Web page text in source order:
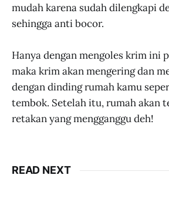
mudah karena sudah dilengkapi
sehingga anti bocor.
Hanya dengan mengoles krim ini
maka krim akan mengering dan
dengan dinding rumah kamu
tembok. Setelah itu, rumah akan
retakan yang mengganggu deh!
READ NEXT